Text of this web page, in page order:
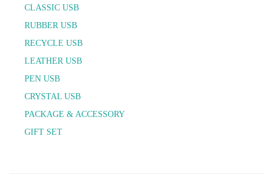
CLASSIC USB
RUBBER USB
RECYCLE USB
LEATHER USB
PEN USB
CRYSTAL USB
PACKAGE & ACCESSORY
GIFT SET